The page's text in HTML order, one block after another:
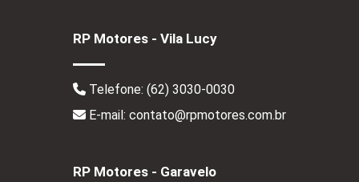
RP Motores - Vila Lucy
Telefone: (62) 3030-0030
E-mail: contato@rpmotores.com.br
RP Motores - Garavelo